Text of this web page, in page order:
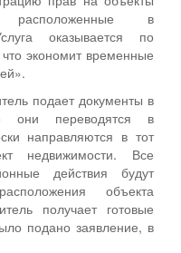
расположенные в
оказывается по
экономит временные
подает документы в
переводятся в
направляются в тот
недвижимости. Все
действия будут
объекта
получает готовые
подано заявление, в